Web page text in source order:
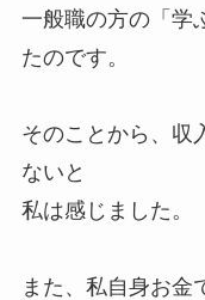
一般職の方の「学
たのです。
そのことから、収
ないと
私は感じました。
また、私自身お金